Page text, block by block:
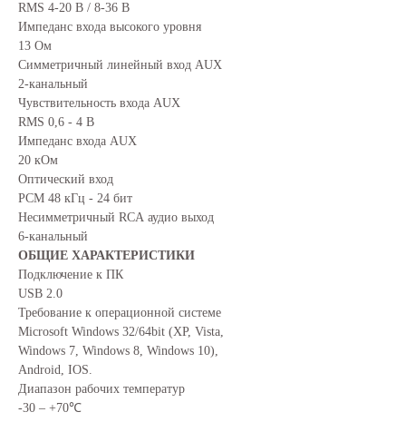
RMS 4-20 В / 8-36 В
Импеданс входа высокого уровня
13 Ом
Симметричный линейный вход AUX
2-канальный
Чувствительность входа AUX
RMS 0,6 - 4 В
Импеданс входа AUX
20 кОм
Оптический вход
РСМ 48 кГц - 24 бит
Несимметричный RCA аудио выход
6-канальный
ОБЩИЕ ХАРАКТЕРИСТИКИ
Подключение к ПК
USB 2.0
Требование к операционной системе
Microsoft Windows 32/64bit (XP, Vista,
Windows 7, Windows 8, Windows 10),
Android, IOS.
Диапазон рабочих температур
-30 – +70℃